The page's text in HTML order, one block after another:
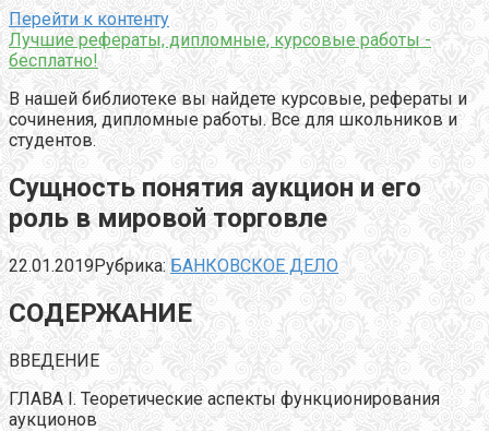
Перейти к контенту
Лучшие рефераты, дипломные, курсовые работы -
бесплатно!
В нашей библиотеке вы найдете курсовые, рефераты и
сочинения, дипломные работы. Все для школьников и
студентов.
Сущность понятия аукцион и его
роль в мировой торговле
22.01.2019Рубрика: БАНКОВСКОЕ ДЕЛО
СОДЕРЖАНИЕ
ВВЕДЕНИЕ
ГЛАВА I. Теоретические аспекты функционирования
аукционов